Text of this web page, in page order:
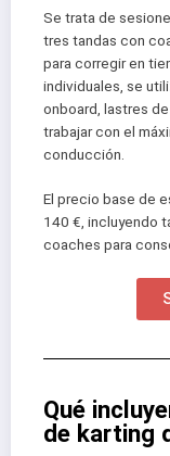
Se trata de
tres tandas con
para corregir en
individuales, se
onboard, lastres
trabajar con el
conducción.
El precio base de
140 €, incluyendo
coaches para
Qué
de karting